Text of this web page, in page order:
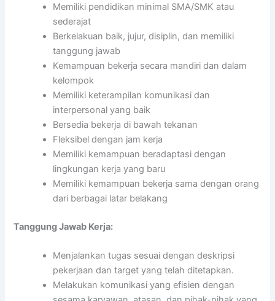
Memiliki pendidikan minimal SMA/SMK atau
sederajat
Berkelakuan baik, jujur, disiplin, dan memiliki
tanggung jawab
Kemampuan bekerja secara mandiri dan dalam
kelompok
Memiliki keterampilan komunikasi dan
interpersonal yang baik
Bersedia bekerja di bawah tekanan
Fleksibel dengan jam kerja
Memiliki kemampuan beradaptasi dengan
lingkungan kerja yang baru
Memiliki kemampuan bekerja sama dengan orang
dari berbagai latar belakang
Tanggung Jawab Kerja:
Menjalankan tugas sesuai dengan deskripsi
pekerjaan dan target yang telah ditetapkan.
Melakukan komunikasi yang efisien dengan